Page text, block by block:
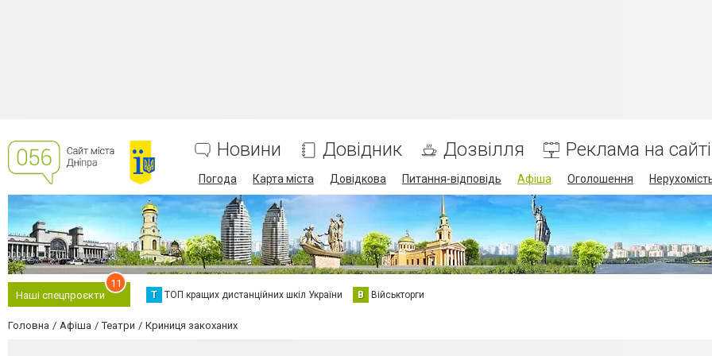
Новини Довідник Дозвілля Реклама на сайті
Погода Карта міста Довідкова Питання-відповідь Афіша Оголошення
Наші спецпроєкти
11
Т ТОП кращих дистанційних шкіл України В Військторги
Головна Афіша Театри Криниця закоханих